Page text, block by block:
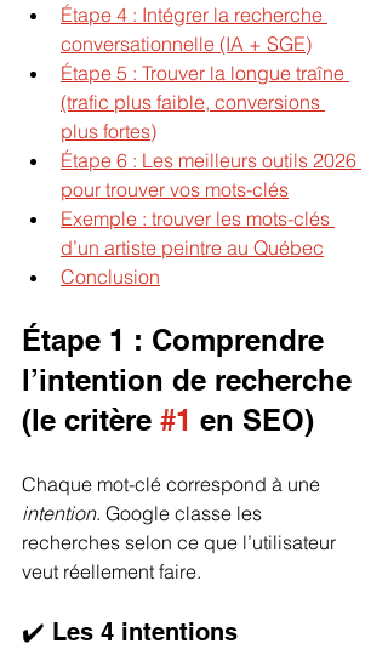
Étape 4 : Intégrer la recherche
conversationnelle (IA + SGE)
Étape 5 : Trouver la longue traîne
(trafic plus faible, conversions
plus fortes)
Étape 6 : Les meilleurs outils 2026
pour trouver vos mots-clés
Exemple : trouver les mots-clés
d’un artiste peintre au Québec
Conclusion
Étape 1 : Comprendre
l’intention de recherche
(le critère #1 en SEO)
Chaque mot-clé correspond à une
intention. Google classe les
recherches selon ce que l’utilisateur
veut réellement faire.
✔️ Les 4 intentions